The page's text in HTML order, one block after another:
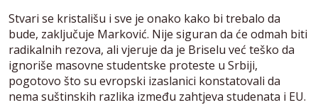
Stvari se kristališu i sve je onako kako bi trebalo da
bude, zaključuje Marković. Nije siguran da će odmah biti
radikalnih rezova, ali vjeruje da je Briselu već teško da
ignoriše masovne studentske proteste u Srbiji,
pogotovo što su evropski izaslanici konstatovali da
nema suštinskih razlika između zahtjeva studenata i EU.